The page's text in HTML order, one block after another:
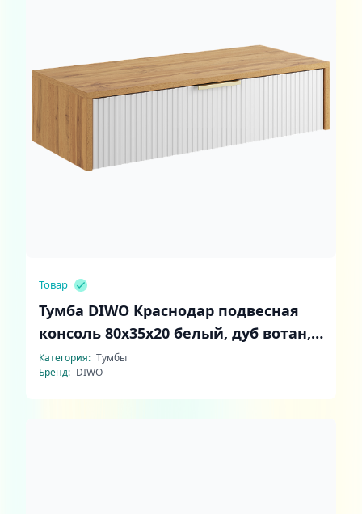
Товар
Тумба DIWO Краснодар подвесная
консоль 80x35x20 белый, дуб вотан,
ручка золото
Категория: Тумбы
Бренд: DIWO